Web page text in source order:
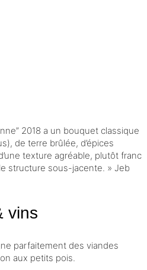
2018 a un bouquet classique
de terre brûlée, d’épices
texture agréable, plutôt franc
structure sous-jacente. » Jeb
vins
parfaitement des viandes
aux petits pois.